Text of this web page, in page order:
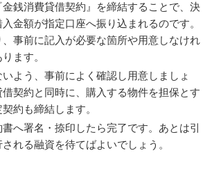
銭消費貸借契約』を締結することで、決
金額が指定口座へ振り込まれるのです。
事前に記入が必要な箇所や用意しなけれ
ます。
よう、事前によく確認し用意しましょ
契約と同時に、購入する物件を担保とす
約も締結します。
へ署名・捺印したら完了です。あとは引
れる融資を待てばよいでしょう。